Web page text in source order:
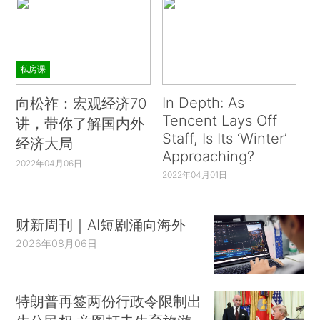
私房课
向松祚：宏观经济70
讲，带你了解国内外
经济大局
2022年04月06日
In Depth: As
Tencent Lays Off
Staff, Is Its ‘Winter’
Approaching?
2022年04月01日
财新周刊｜AI短剧涌向海外
2026年08月06日
特朗普再签两份行政令限制出